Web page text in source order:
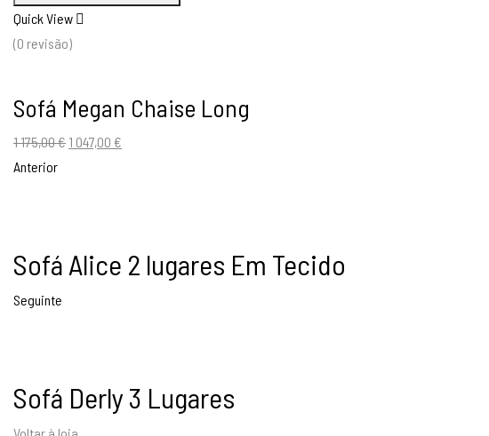
374,00 €.097,00 €.
Quick View
(0 revisão)
Sofá Megan Chaise Long
1 175,00€ O
175,00 €.
1 047,00 €
047,00 €.
Anterior
Sofá Alice 2 lugares Em Tecido
Seguinte
Sofá Derly 3 Lugares